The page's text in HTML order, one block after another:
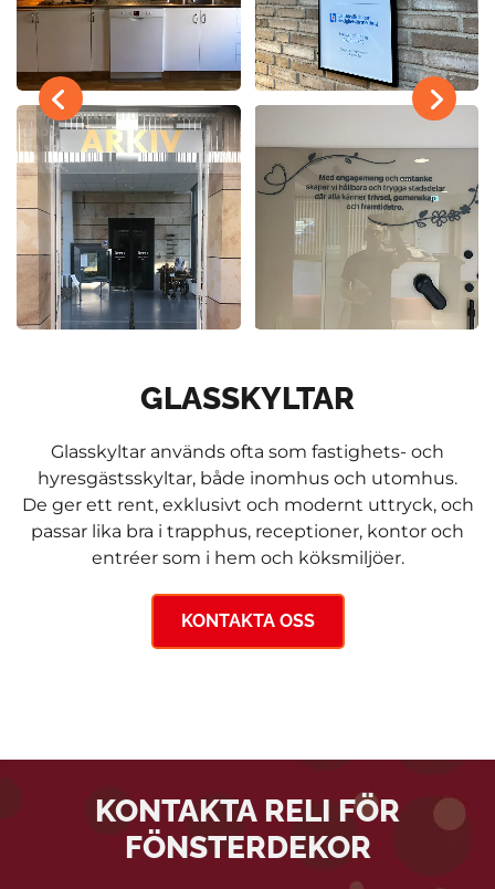
GLASSKYLTAR
Glasskyltar används ofta som fastighets- och
hyresgästs­skyltar, både inomhus och utomhus.
De ger ett rent, exklusivt och modernt uttryck, och
passar lika bra i trapphus, receptioner, kontor och
entréer som i hem och köksmiljöer.
KONTAKTA OSS
KONTAKTA RELI FÖR
FÖNSTERDEKOR